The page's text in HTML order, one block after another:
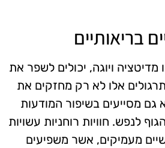
בריאותיים
מדיטציה ויוגה, יכולים לשפר את
אלו לא רק מחזקים את
גם מסייעים בשיפור המודעות
לנפש. חוויות רוחניות עשויות
מעמיקים, אשר משפיעים